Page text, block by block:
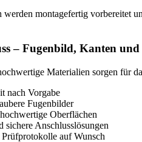
werden montagefertig vorbereitet
– Fugenbild, Kanten
Materialien sorgen für
nach Vorgabe
Fugenbilder
Oberflächen
sichere Anschlusslösungen
auf Wunsch